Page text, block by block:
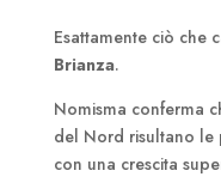
Esattamente ciò che
Brianza.
Nomisma conferma
del Nord risultano le
con una crescita